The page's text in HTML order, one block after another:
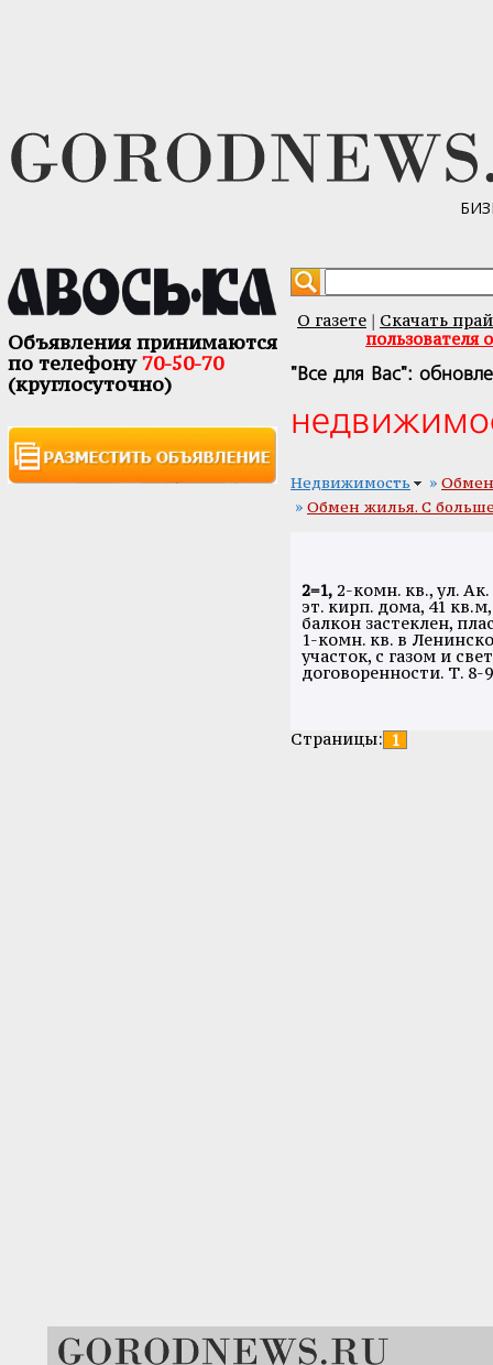
Объявления принимаются
по телефону70-50-70
(круглосуточно)
О газете
Скачать
пользователя
"Все для Вас":
Недвижимость »
» Обмен жилья. С
2=1, 2-комн. кв., ул.
эт. кирп. дома, 41 кв.м,
балкон застеклен,
1-комн. кв. в
участок, с газом и
договоренности. Т. 8-
Страницы: 1